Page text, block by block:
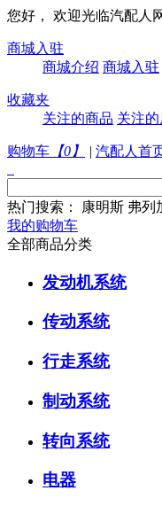
您好， 欢迎光临汽配人
商城入驻
商城介绍 商城入驻
收藏夹
关注的商品 关注
购物车 【0 】 | 汽配人首
热门搜索： 康明斯 弗列
我的购物车
全部商品分类
发动机系统
传动系统
行走系统
制动系统
转向系统
电器